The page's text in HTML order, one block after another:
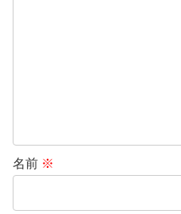
名前 ※